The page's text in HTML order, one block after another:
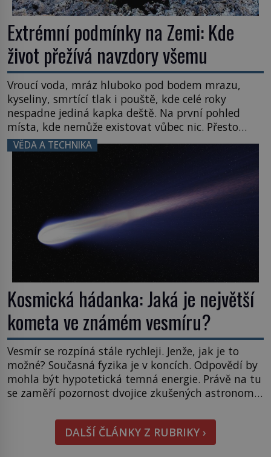
Extrémní podmínky na Zemi: Kde
život přežívá navzdory všemu
Vroucí voda, mráz hluboko pod bodem mrazu,
kyseliny, smrtící tlak i pouště, kde celé roky
nespadne jediná kapka deště. Na první pohled
místa, kde nemůže existovat vůbec nic. Přesto
právě tady vědci objevují organismy, které
posouvají hranice života. Každý nový nález mění
naše představy o tom, co všechno dokáže příroda a
napovídá, kde bychom jednou […]
VĚDA A TECHNIKA
Kosmická hádanka: Jaká je největší
kometa ve známém vesmíru?
Vesmír se rozpíná stále rychleji. Jenže, jak je to
možné? Současná fyzika je v koncích. Odpovědí by
mohla být hypotetická temná energie. Právě na tu
se zaměří pozornost dvojice zkušených astronomů.
hmatatelnějšího. Naprosto rekordní kometu!
Astronomové Pedro Bernardinelli a Gary Bernstein
mravenčí prací zkoumají archivní snímky v rámci
DALŠÍ ČLÁNKY Z RUBRIKY ›